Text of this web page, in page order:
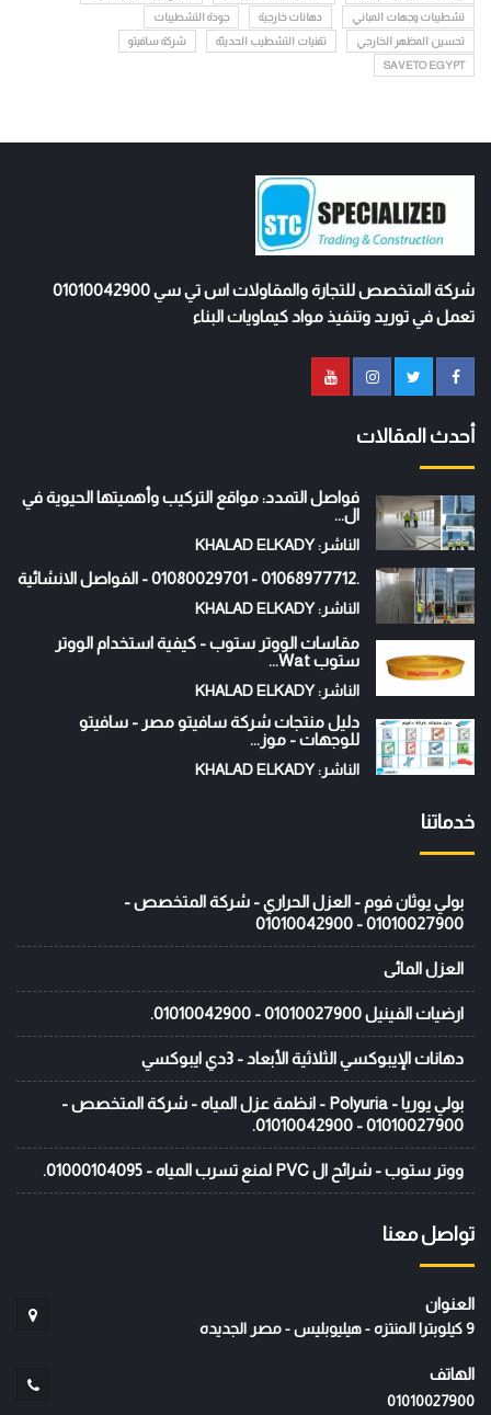
تشطيبات وجهات المباني
دهانات خارجية
جودة التشطيبات
تحسين المظهر الخارجي
تقنيات التشطيب الحديثة
شركة سافيتو
SAVETO EGYPT
شركة المتخصص للتجارة والمقاولات اس تي سي 01010042900
تعمل في توريد وتنفيذ مواد كيماويات البناء
أحدث المقالات
فواصل التمدد: مواقع التركيب وأهميتها الحيوية في
ال...
الناشر: KHALAD ELKADY
.01068977712 - 01080029701 - الفواصل الانشائية
الناشر: KHALAD ELKADY
مقاسات الووتر ستوب - كيفية استخدام الووتر
ستوب Wat...
الناشر: KHALAD ELKADY
دليل منتجات شركة سافيتو مصر - سافيتو
للوجهات - موز...
الناشر: KHALAD ELKADY
خدماتنا
بولي يوثان فوم - العزل الحراري - شركة المتخصص -
01010027900 - 01010042900
العزل المائى
ارضيات الفينيل 01010027900 - 01010042900.
دهانات الإيبوكسي الثلاثية الأبعاد - 3دي ايبوكسي
بولي يوريا - Polyuria - انظمة عزل المياه - شركة المتخصص -
01010027900 - 01010042900.
ووتر ستوب - شرائح ال PVC لمنع تسرب المياه - 01000104095.
تواصل معنا
العنوان
9 كيلوبترا المنتزه - هيليوبليس - مصر الجديده
الهاتف
01010027900